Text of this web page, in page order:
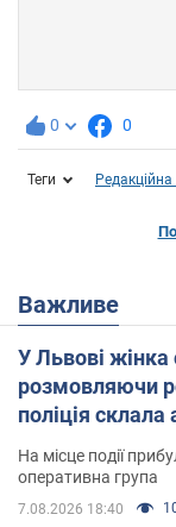
0 0
Теги Редакційна
Важливе
У Львові жінка
розмовляючи
поліція
На місце події
оперативна група
7.08.2026 18:40